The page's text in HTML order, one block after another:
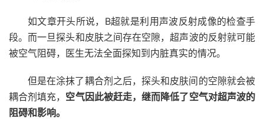
如文章开头所说，B超就是利用声波反射成像的检查手
段。而一旦探头和皮肤之间存在空隙，超声波的反射就可能
被空气阻碍，医生无法全面探知到内脏真实的情况。
但是在涂抹了耦合剂之后，探头和皮肤间的空隙就会被
耦合剂填充， 空气因此被赶走，继而降低了空气对超声波的
阻碍和影响。